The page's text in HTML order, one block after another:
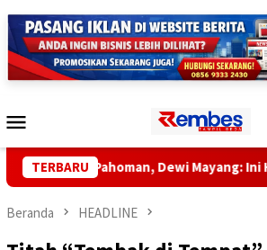
ke
konten
Mobile
TERBARU
Pahoman, Dewi Mayang: Ini Harus Jadi
Beranda HEADLINE